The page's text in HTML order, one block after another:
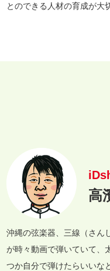
とのできる人材の育成が大
高
沖縄の弦楽器、三線（さん
が時々動画で弾いていて、
つか自分で弾けたらいいな